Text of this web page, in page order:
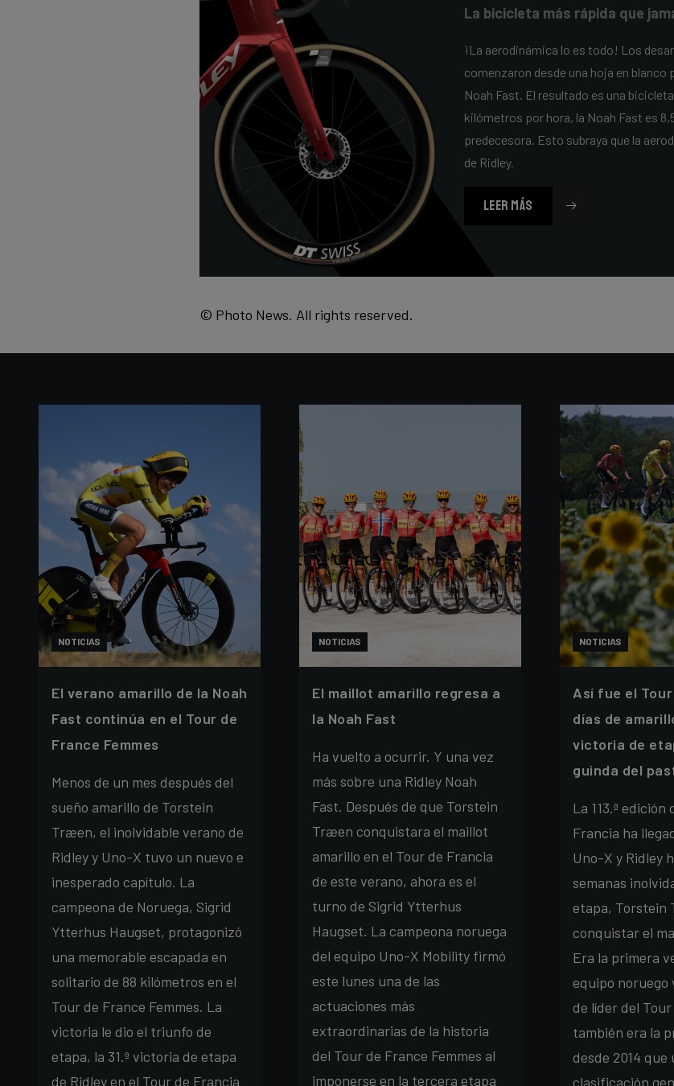
La bicicleta más rápida que
¡La aerodinámica lo es todo! Los
comenzaron desde una hoja en blanco
Noah Fast. El resultado es una
kilómetros por hora, la Noah Fast es
predecesora. Esto subraya que la
de Ridley.
LEER MÁS
© Photo News. All rights reserved.
NOTICIAS
El verano amarillo de la Noah
Fast continúa en el Tour de
France Femmes
Menos de un mes después del
sueño amarillo de Torstein
Træen, el inolvidable verano de
Ridley y Uno-X tuvo un nuevo e
inesperado capítulo. La
campeona de Noruega, Sigrid
Ytterhus Haugset, protagonizó
una memorable escapada en
solitario de 88 kilómetros en el
Tour de France Femmes. La
victoria le dio el triunfo de
etapa, la 31.ª victoria de etapa
de Ridley en el Tour de Francia
NOTICIAS
El maillot amarillo regresa a
la Noah Fast
Ha vuelto a ocurrir. Y una vez
más sobre una Ridley Noah
Fast. Después de que Torstein
Træen conquistara el maillot
amarillo en el Tour de Francia
de este verano, ahora es el
turno de Sigrid Ytterhus
Haugset. La campeona noruega
del equipo Uno-X Mobility firmó
este lunes una de las
actuaciones más
extraordinarias de la historia
del Tour de France Femmes al
imponerse en la tercera etapa
NOTICIAS
Así fue el
días de
victoria de
guinda del
La 113.ª edición
Francia ha
Uno-X y Ridley
semanas
etapa, Torstein
conquistar el
Era la primera
equipo noruego
de líder del Tour
también era la
desde 2014 que
clasificación